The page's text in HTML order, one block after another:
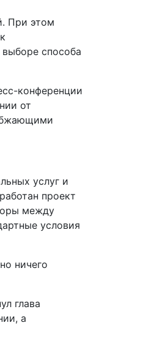
При этом
способа
конференции
от
услуг и
проект
между
условия
ничего
глава
а